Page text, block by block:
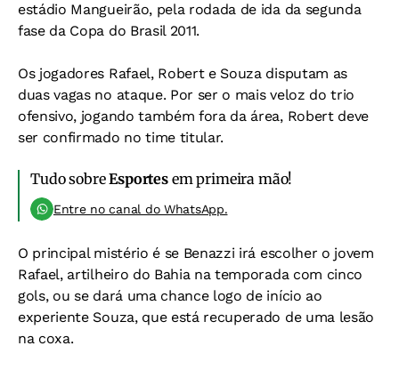
estádio Mangueirão, pela rodada de ida da segunda
fase da Copa do Brasil 2011.
Os jogadores Rafael, Robert e Souza disputam as
duas vagas no ataque. Por ser o mais veloz do trio
ofensivo, jogando também fora da área, Robert deve
ser confirmado no time titular.
Tudo sobreEsportesem primeira mão!
Entre no canal do WhatsApp.
O principal mistério é se Benazzi irá escolher o jovem
Rafael, artilheiro do Bahia na temporada com cinco
gols, ou se dará uma chance logo de início ao
experiente Souza, que está recuperado de uma lesão
na coxa.